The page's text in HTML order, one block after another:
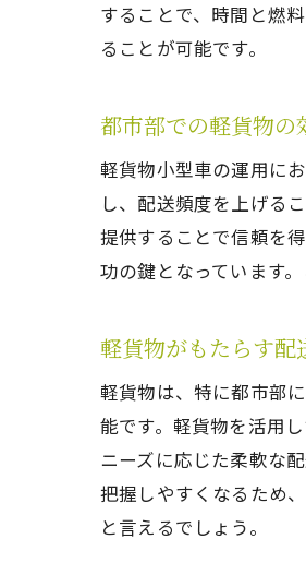
することで、時間と燃
ることが可能です。
都市部での軽貨物の
軽貨物小型車の運用に
し、配送頻度を上げる
提供することで信頼を
功の鍵となっています
軽貨物がもたらす配
軽貨物は、特に都市部
能です。軽貨物を活用
ニーズに応じた柔軟な
把握しやすくなるため
と言えるでしょう。